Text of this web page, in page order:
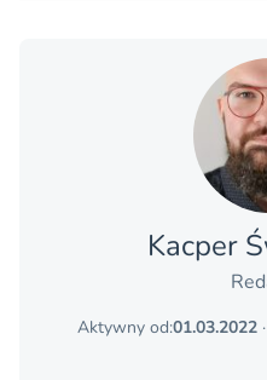
Kacper
Aktywny od:01.03.2022